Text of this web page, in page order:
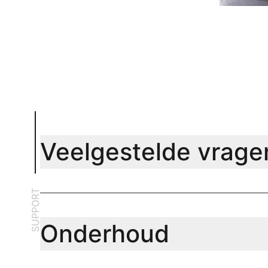
SUPPORT
Veelgestelde
Onderhoud